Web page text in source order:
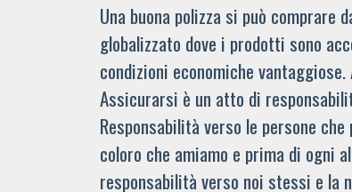
Una buona polizza si può comprare
globalizzato dove i prodotti sono
condizioni economiche
Assicurarsi è un atto di
Responsabilità verso le persone
coloro che amiamo e prima di ogni
responsabilità verso noi stessi e